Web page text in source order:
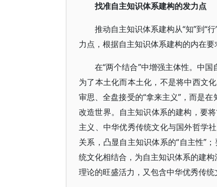
找准自主知识体系建构的发力点
推动自主知识体系建构从“知”到“
力点，根据自主知识体系建构的内在
在“两个结合”中增强主体性。中国
为了本土化而本土化，不是将中西文
审思、全盘接受的“拿来主义”，而是
改造世界。自主知识体系的建构，要
主义、中华优秀传统文化与国外哲学
关系，凸显自主知识体系的“自主性”
统文化相结合，为自主知识体系的建
理论的旺盛活力，又包含中华优秀传统